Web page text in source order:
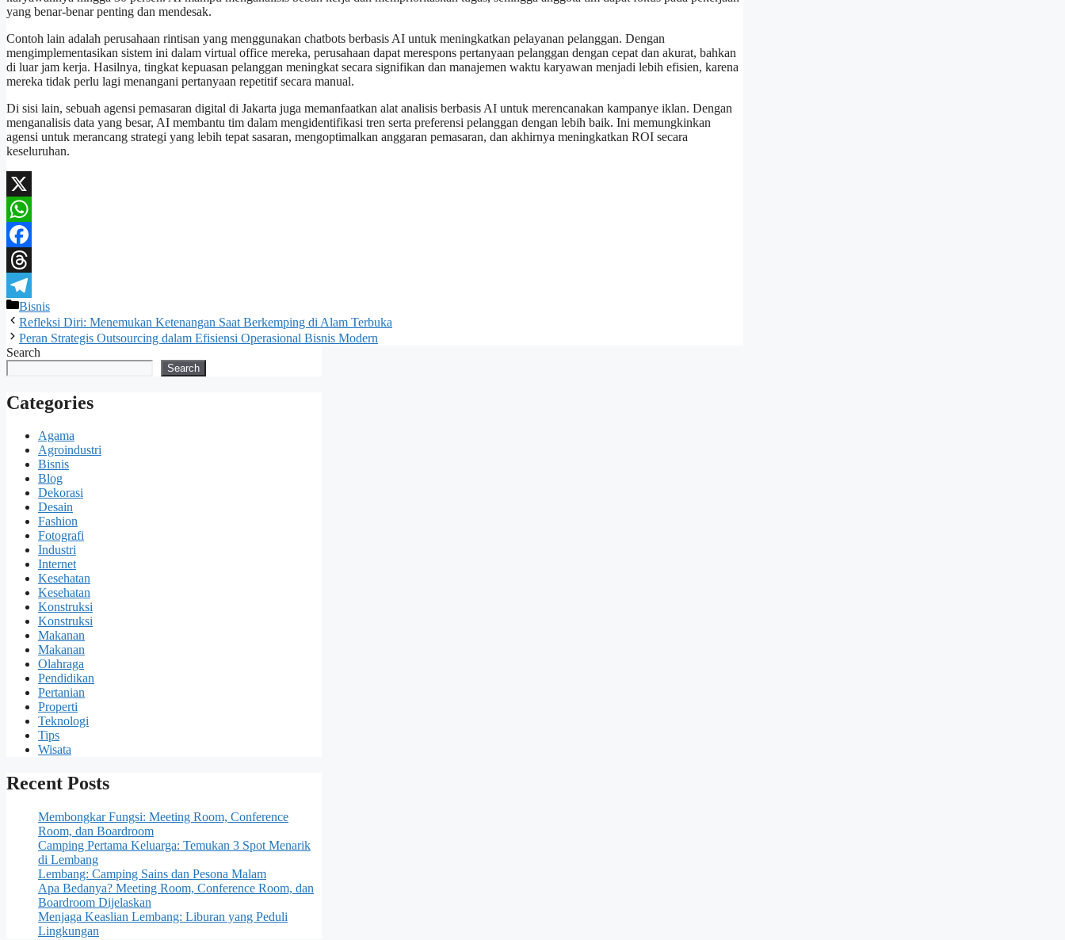
yang benar-benar penting dan mendesak.
Contoh lain adalah perusahaan rintisan yang menggunakan chatbots berbasis AI untuk meningkatkan pelayanan pelanggan. Dengan
mengimplementasikan sistem ini dalam virtual office mereka, perusahaan dapat merespons pertanyaan pelanggan dengan cepat dan akurat, bahkan
di luar jam kerja. Hasilnya, tingkat kepuasan pelanggan meningkat secara signifikan dan manajemen waktu karyawan menjadi lebih efisien, karena
mereka tidak perlu lagi menangani pertanyaan repetitif secara manual.
Di sisi lain, sebuah agensi pemasaran digital di Jakarta juga memanfaatkan alat analisis berbasis AI untuk merencanakan kampanye iklan. Dengan
menganalisis data yang besar, AI membantu tim dalam mengidentifikasi tren serta preferensi pelanggan dengan lebih baik. Ini memungkinkan
agensi untuk merancang strategi yang lebih tepat sasaran, mengoptimalkan anggaran pemasaran, dan akhirnya meningkatkan ROI secara
keseluruhan.
X
WhatsApp
Facebook
Threads
Telegram
Categories
Bisnis
Refleksi Diri: Menemukan Ketenangan Saat Berkemping di Alam Terbuka
Peran Strategis Outsourcing dalam Efisiensi Operasional Bisnis Modern
Search
Search
Categories
Agama
Agroindustri
Bisnis
Blog
Dekorasi
Desain
Fashion
Fotografi
Industri
Internet
Kesehatan
Kesehatan
Konstruksi
Konstruksi
Makanan
Makanan
Olahraga
Pendidikan
Pertanian
Properti
Teknologi
Tips
Wisata
Recent Posts
Membongkar Fungsi: Meeting Room, Conference
Room, dan Boardroom
Camping Pertama Keluarga: Temukan 3 Spot Menarik
di Lembang
Lembang: Camping Sains dan Pesona Malam
Apa Bedanya? Meeting Room, Conference Room, dan
Boardroom Dijelaskan
Menjaga Keaslian Lembang: Liburan yang Peduli
Lingkungan